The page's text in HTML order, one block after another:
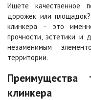
Клинкер
Цена по запросу
Коричневая
Ищете качественное
дорожек или
клинкера – это
прочности, эстетики и
незаменимым
территории.
Преимущества
клинкера